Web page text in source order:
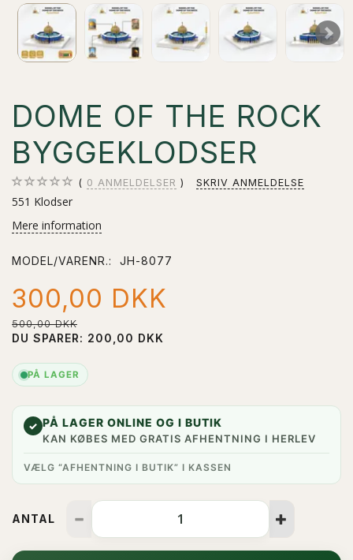
DOME OF THE ROCK
BYGGEKLODSER
0 ANMELDELSER SKRIV ANMELDELSE
551 Klodser
Mere information
MODEL/VARENR.: JH-8077
300,00 DKK
500,00 DKK
DU SPARER: 200,00 DKK
PÅ LAGER
✓ PÅ LAGER ONLINE OG I BUTIK
KAN KØBES MED GRATIS AFHENTNING I HERLEV
VÆLG “AFHENTNING I BUTIK” I KASSEN
ANTAL